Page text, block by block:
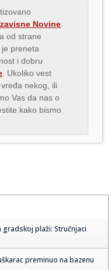
Novine
od strane
preneta
i dobru
. Ukoliko vest
nekog, ili
Vas da nas o
kako bismo
plaži: Stručnjaci
preminuo na bazenu